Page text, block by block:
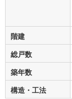
階建
総戸数
築年数
構造・工法